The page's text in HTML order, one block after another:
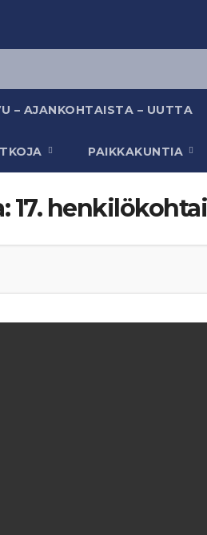
– AJANKOHTAISTA – UUTTA
PAIKKAKUNTIA
17.